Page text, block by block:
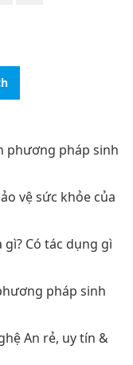
phương pháp sinh
vệ sức khỏe của
Có tác dụng gì
pháp sinh
An rẻ, uy tín &